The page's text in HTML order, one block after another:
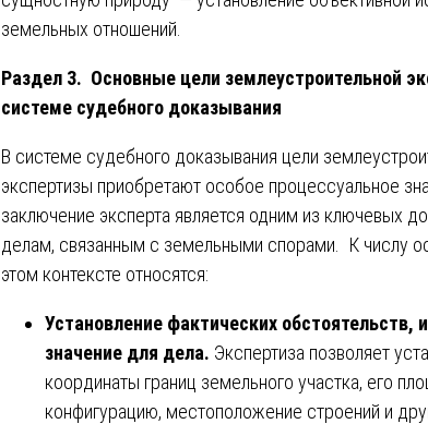
земельных отношений.
Раздел 3. Основные цели землеустроительной
системе судебного доказывания
В системе судебного доказывания цели
экспертизы приобретают особое процессуальное
заключение эксперта является одним из ключевых
делам, связанным с земельными спорами. К числу
этом контексте относятся:
Установление фактических
значение для дела. Экспертиза позволяет
координаты границ земельного участка, его
конфигурацию, местоположение строений и